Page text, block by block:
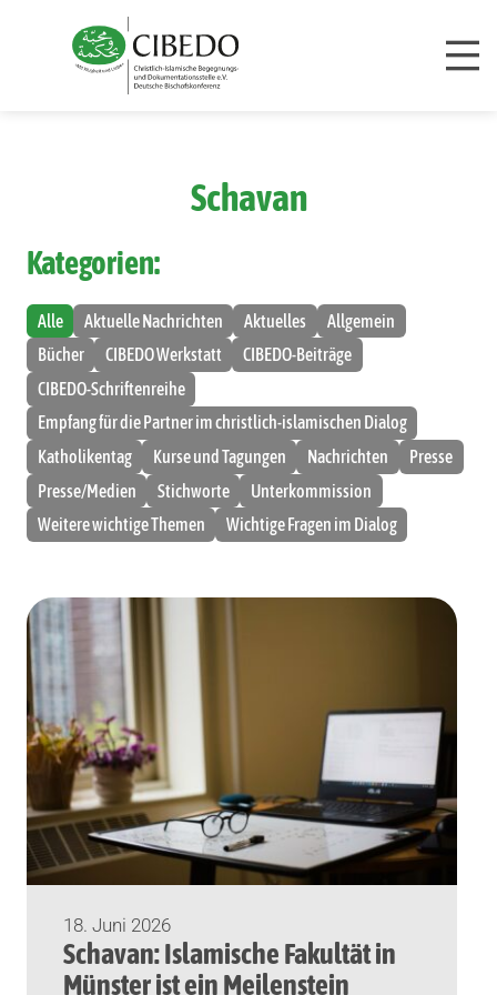
Schavan
Kategorien:
Alle Aktuelle Nachrichten Aktuelles
Allgemein
Bücher
CIBEDO Werkstatt
CIBEDO-Beiträge
CIBEDO-Schriftenreihe
Empfang für die Partner im christlich-islamischen Dialog
Katholikentag
Kurse und Tagungen Nachrichten
Presse
Presse/Medien
Stichworte
Unterkommission
Weitere wichtige Themen
Wichtige Fragen im Dialog
18. Juni 2026
Schavan: Islamische Fakultät in
Münster ist ein Meilenstein